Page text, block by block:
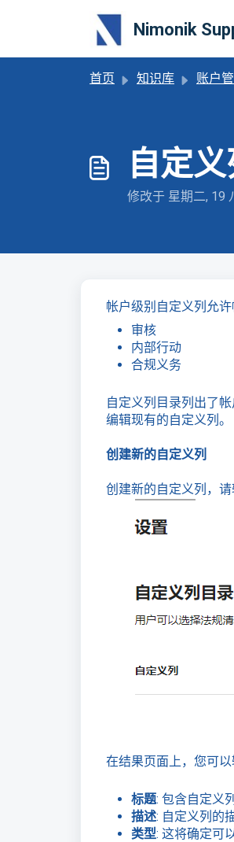
Nimonik
首页 知识库 账户管
自定
修改于 星期二, 19
帐户级别自定义列允
审核
内部行动
合规义务
自定义列目录列出了
编辑现有的自定义列。
创建新的自定义列
创建新的自定义列，
在结果页面上，您可以
标题: 包含自定义
描述: 自定义列的
类型: 这将确定可